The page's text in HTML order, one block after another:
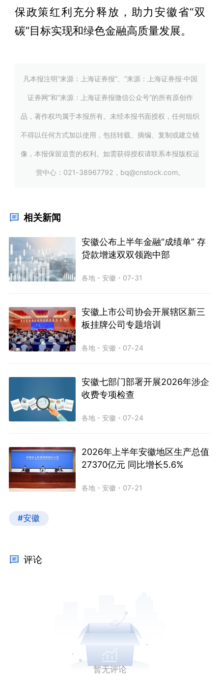
保政策红利充分释放，助力安徽省“双
碳”目标实现和绿色金融高质量发展。
凡本报注明“来源：上海证券报”、“来源：上海证券报·中国
证券网”和“来源：上海证券报微信公众号”的所有原创作
品，著作权均属于本报所有。未经本报书面授权，任何组织
不得以任何方式加以使用，包括转载、摘编、复制或建立镜
像，本报保留追责的权利。如需获得授权请联系本报版权运
营中心：021-38967792，bq@cnstock.com。
相关新闻
安徽公布上半年金融“成绩单” 存
贷款增速双双领跑中部
各地 ・安徽 ・ 07-31
安徽上市公司协会开展辖区新三
板挂牌公司专题培训
各地 ・安徽 ・ 07-24
安徽七部门部署开展2026年涉企
收费专项检查
各地 ・安徽 ・ 07-24
2026年上半年安徽地区生产总值
27370亿元 同比增长5.6%
各地 ・安徽 ・ 07-21
#安徽
评论
暂无评论